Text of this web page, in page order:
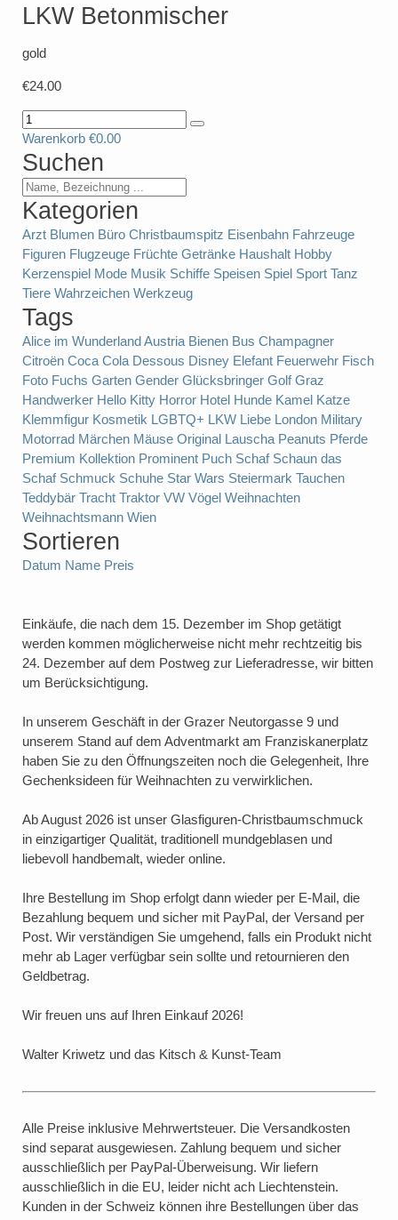
LKW Betonmischer
gold
€24.00
Warenkorb €0.00
Suchen
Kategorien
Arzt Blumen Büro Christbaumspitz Eisenbahn Fahrzeuge
Figuren Flugzeuge Früchte Getränke Haushalt Hobby
Kerzenspiel Mode Musik Schiffe Speisen Spiel Sport Tanz
Tiere Wahrzeichen Werkzeug
Tags
Alice im WunderlandAustria Bienen Bus Champagner
Citroën Coca Cola Dessous Disney Elefant Feuerwehr Fisch
Foto Fuchs Garten Gender Glücksbringer Golf Graz
Handwerker Hello Kitty Horror Hotel Hunde Kamel Katze
Klemmfigur Kosmetik LGBTQ+ LKW Liebe London Military
Motorrad Märchen Mäuse Original Lauscha Peanuts Pferde
Premium Kollektion Prominent Puch Schaf Schaun das
Schaf Schmuck Schuhe Star Wars Steiermark Tauchen
Teddybär Tracht Traktor VW Vögel Weihnachten
Weihnachtsmann Wien
Sortieren
Datum Name Preis
Einkäufe, die nach dem 15. Dezember im Shop getätigt
werden kommen möglicherweise nicht mehr rechtzeitig bis
24. Dezember auf dem Postweg zur Lieferadresse, wir bitten
um Berücksichtigung.
In unserem Geschäft in der Grazer Neutorgasse 9 und
unserem Stand auf dem Adventmarkt am Franziskanerplatz
haben Sie zu den Öffnungszeiten noch die Gelegenheit, Ihre
Gechenksideen für Weihnachten zu verwirklichen.
Ab August 2026 ist unser Glasfiguren-Christbaumschmuck
in einzigartiger Qualität, traditionell mundgeblasen und
liebevoll handbemalt, wieder online.
Ihre Bestellung im Shop erfolgt dann wieder per E-Mail, die
Bezahlung bequem und sicher mit PayPal, der Versand per
Post. Wir verständigen Sie umgehend, falls ein Produkt nicht
mehr ab Lager verfügbar sein sollte und retournieren den
Geldbetrag.
Wir freuen uns auf Ihren Einkauf 2026!
Walter Kriwetz und das Kitsch & Kunst-Team
Alle Preise inklusive Mehrwertsteuer. Die Versandkosten
sind separat ausgewiesen. Zahlung bequem und sicher
ausschließlich per PayPal-Überweisung. Wir liefern
ausschließlich in die EU, leider nicht ach Liechtenstein.
Kunden in der Schweiz können ihre Bestellungen über das